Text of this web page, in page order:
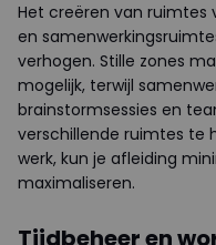
Het creëren van ruimtes
en
verhogen. Stille zones
mogelijk, terwijl
brainstormsessies en
verschillende ruimtes te
werk, kun je afleiding
maximaliseren.
Tijdbeheer en